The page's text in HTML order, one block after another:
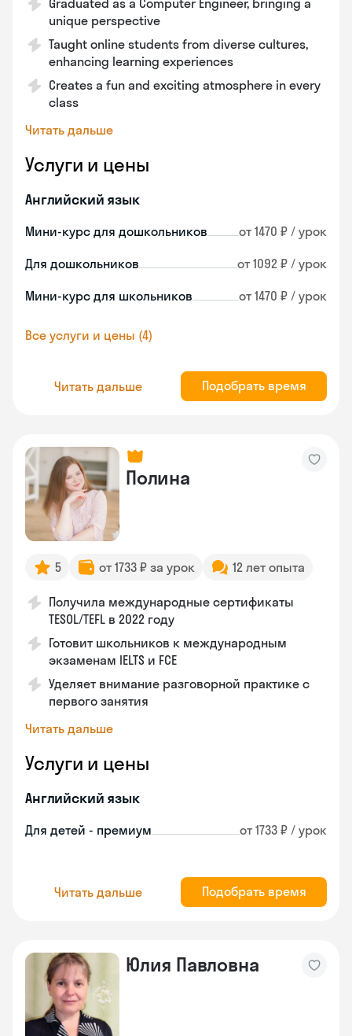
Graduated as a Computer Engineer, bringing a
unique perspective
Taught online students from diverse cultures,
enhancing learning experiences
Creates a fun and exciting atmosphere in every
class
Читать дальше
Услуги и цены
Английский язык
Мини-курс для дошкольников от 1470 ₽ / урок
Для дошкольников от 1092 ₽ / урок
Мини-курс для школьников от 1470 ₽ / урок
Все услуги и цены (4)
Читать дальше Подобрать время
Полина
5 от 1733 ₽ за урок 12 лет опыта
Получила международные сертификаты
TESOL/TEFL в 2022 году
Готовит школьников к международным
экзаменам IELTS и FCE
Уделяет внимание разговорной практике с
первого занятия
Читать дальше
Услуги и цены
Английский язык
Для детей - премиум от 1733 ₽ / урок
Читать дальше Подобрать время
Юлия Павловна